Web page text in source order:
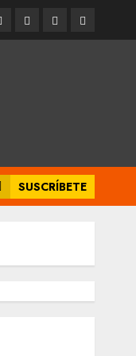
Metro
CDMX
CulturaOpinión
SUSCRÍBETE